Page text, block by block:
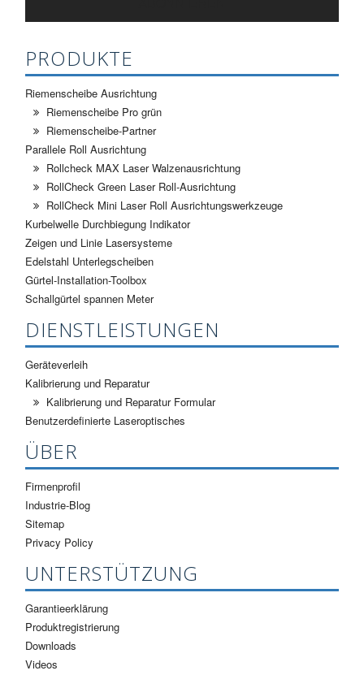
PRODUKTE
Riemenscheibe Ausrichtung
Riemenscheibe Pro grün
Riemenscheibe-Partner
Parallele Roll Ausrichtung
Rollcheck MAX Laser Walzenausrichtung
RollCheck Green Laser Roll-Ausrichtung
RollCheck Mini Laser Roll Ausrichtungswerkzeuge
Kurbelwelle Durchbiegung Indikator
Zeigen und Linie Lasersysteme
Edelstahl Unterlegscheiben
Gürtel-Installation-Toolbox
Schallgürtel spannen Meter
DIENSTLEISTUNGEN
Geräteverleih
Kalibrierung und Reparatur
Kalibrierung und Reparatur Formular
Benutzerdefinierte Laseroptisches
ÜBER
Firmenprofil
Industrie-Blog
Sitemap
Privacy Policy
UNTERSTÜTZUNG
Garantieerklärung
Produktregistrierung
Downloads
Videos